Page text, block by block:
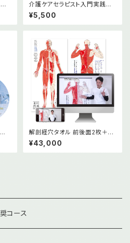
介護ケアセラピスト入門実践編
DVD
¥5,500
＆
解剖経穴タオル 前後面2枚＋オ
ンライン教材(基礎編2本)セット
¥43,000
コース